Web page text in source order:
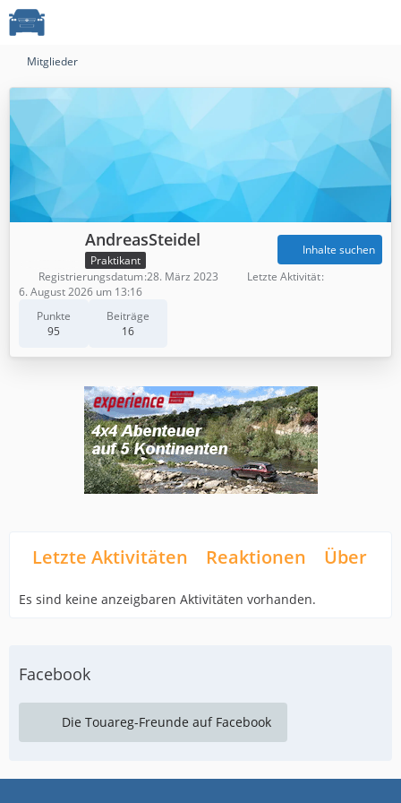
Mitglieder
AndreasSteidel
Praktikant
Punkte
95
Beiträge
16
Inhalte suchen
Registrierungsdatum 28. März 2023
Letzte Aktivität
6. August 2026 um 13:16
Letzte Aktivitäten Reaktionen Über
Es sind keine anzeigbaren Aktivitäten vorhanden.
Facebook
Die Touareg-Freunde auf Facebook